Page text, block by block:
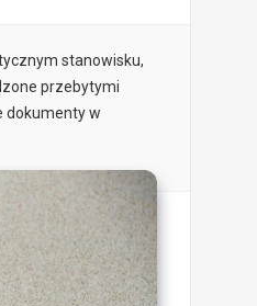
stanowisku,
przebytymi
dokumenty w